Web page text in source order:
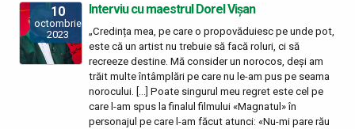
10
octombrie
2023
Interviu cu maestrul Dorel Vișan
„Credința mea, pe care o propovăduiesc pe unde pot,
este că un artist nu trebuie să facă roluri, ci să
recreeze destine. Mă consider un norocos, deși am
trăit multe întâmplări pe care nu le-am pus pe seama
norocului. [...] Poate singurul meu regret este cel pe
care l-am spus la finalul filmului «Magnatul» în
personajul pe care l-am făcut atunci: «Nu-mi pare rău